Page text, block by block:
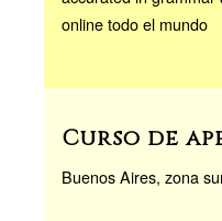
online todo el mundo
Curso de
Buenos Aires, zona